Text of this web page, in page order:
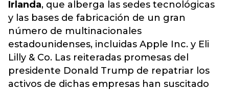
Irlanda, que alberga las sedes tecnológicas
y las bases de fabricación de un gran
número de multinacionales
estadounidenses, incluidas Apple Inc. y Eli
Lilly & Co. Las reiteradas promesas del
presidente Donald Trump de repatriar los
activos de dichas empresas han suscitado